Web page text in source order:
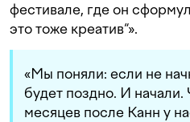
фестивале, где он
это тоже креатив“».
«Мы поняли: если не
будет поздно. И
месяцев после Канн у